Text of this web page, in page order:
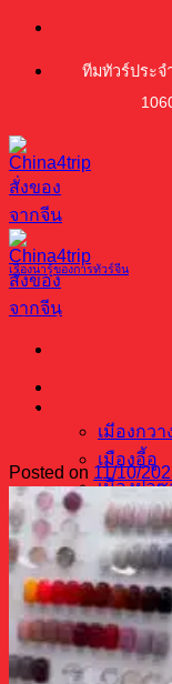
ข้าม
ทีมทัวร์ประจ
เมืองกวา
เมืองอี้อู
เมืองฝอ
เมืองเซิน
เมืองซัวเ
ทริปงานแฟร์จีน
กวางโจ
ทัว
ธุร
แพ
เรื่องน่ารู้ของการทัวร์จีน
ใหญ่ที่สุดในกว
Posted on 11/10/